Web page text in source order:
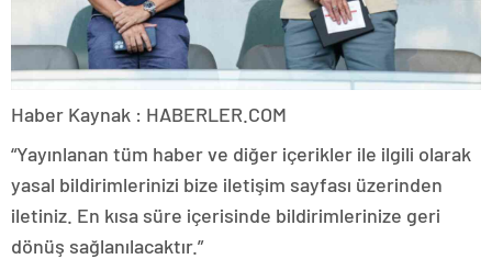
Haber Kaynak : HABERLER.COM
“Yayınlanan tüm haber ve diğer içerikler ile ilgili olarak
yasal bildirimlerinizi bize iletişim sayfası üzerinden
iletiniz. En kısa süre içerisinde bildirimlerinize geri
dönüş sağlanılacaktır.”